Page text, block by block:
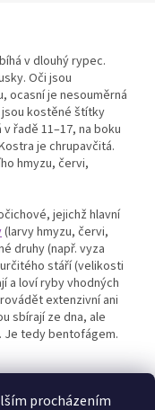
procházením
v dlouhý rypec.
Oči jsou
ocasní je nesouměrná
jsou kostěné štítky
řadě 11–17, na boku
je chrupavčitá.
hmyzu, červi,
jejichž hlavní
(larvy hmyzu, červi,
druhy (např. vyza
stáří (velikosti
a loví ryby vhodných
extenzivní ani
sbírají ze dna, ale
Je tedy bentofágem.